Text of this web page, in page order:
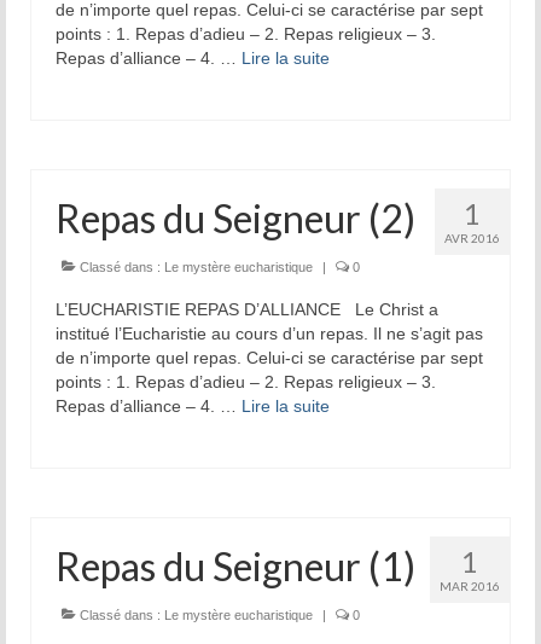
de n’importe quel repas. Celui-ci se caractérise par sept
points : 1. Repas d’adieu – 2. Repas religieux – 3.
Repas d’alliance – 4. … Lire la suite­­
1
AVR 2016
Repas du Seigneur (2)
Classé dans : Le mystère eucharistique 0
L’EUCHARISTIE REPAS D’ALLIANCE Le Christ a
institué l’Eucharistie au cours d’un repas. Il ne s’agit pas
de n’importe quel repas. Celui-ci se caractérise par sept
points : 1. Repas d’adieu – 2. Repas religieux – 3.
Repas d’alliance – 4. … Lire la suite­­
1
MAR 2016
Repas du Seigneur (1)
Classé dans : Le mystère eucharistique 0